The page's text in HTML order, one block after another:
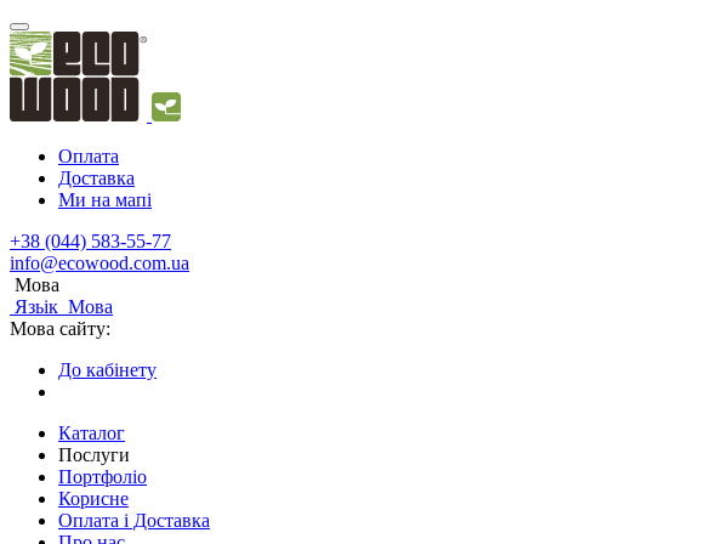
Оплата
Доставка
Ми на мапі
+38 (044) 583-55-77
info@ecowood.com.ua
Мова
Язьік Мова
Мова сайту:
До кабінету
Каталог
Послуги
Портфоліо
Корисне
Оплата і Доставка